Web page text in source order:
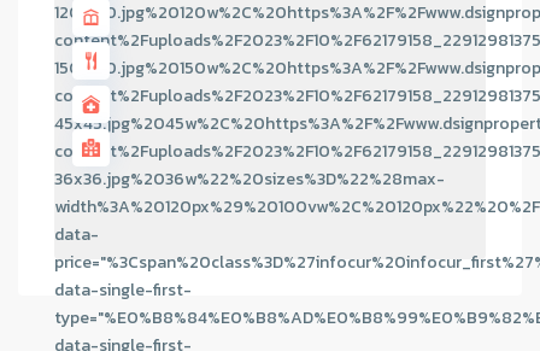
36x36.jpg%2036w%22%20sizes%3D%22%28max-
data-
data-single-first-
data-single-first-